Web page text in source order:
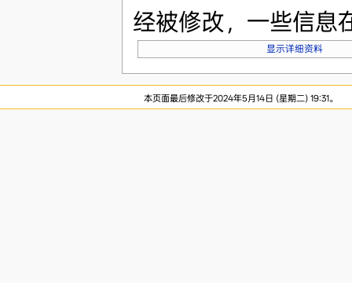
经被修改，一些信息
显示详细资料
本页面最后修改于2024年5月14日 (星期二) 19:31。